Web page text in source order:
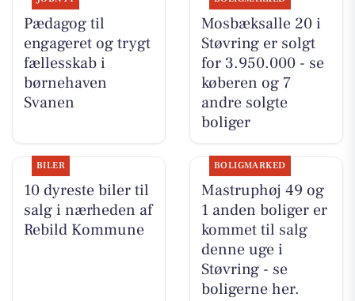
Pædagog til
engageret og trygt
fællesskab i
børnehaven
Svanen
Mosbæksalle 20 i
Støvring er solgt
for 3.950.000 - se
køberen og 7
andre solgte
boliger
BILER
10 dyreste biler til
salg i nærheden af
Rebild Kommune
BOLIGMARKED
Mastruphøj 49 og
1 anden boliger er
kommet til salg
denne uge i
Støvring - se
boligerne her.